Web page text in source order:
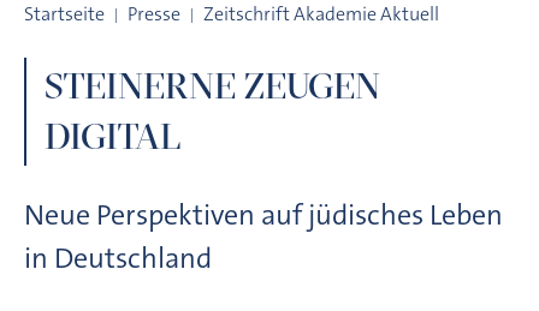
Startseite Presse Zeitschrift Akademie Aktuell
STEINERNE ZEUGEN
DIGITAL
Neue Perspektiven auf jüdisches Leben
in Deutschland